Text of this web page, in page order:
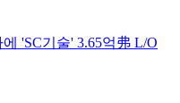
'SC기술' 3.65억弗 L/O